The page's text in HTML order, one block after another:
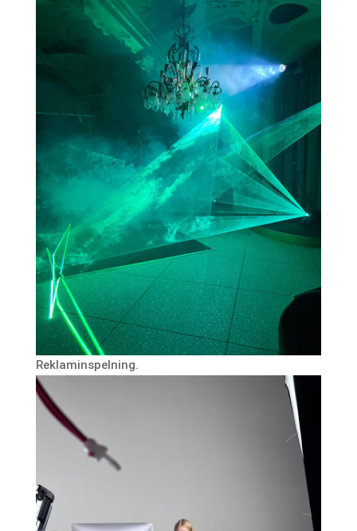
Reklaminspelning.